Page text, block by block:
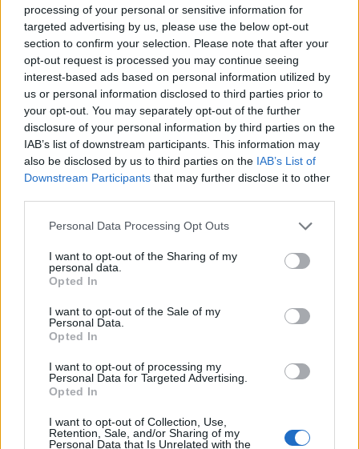
processing of your personal or sensitive information for
targeted advertising by us, please use the below opt-out
section to confirm your selection. Please note that after your
opt-out request is processed you may continue seeing
interest-based ads based on personal information utilized by
us or personal information disclosed to third parties prior to
your opt-out. You may separately opt-out of the further
disclosure of your personal information by third parties on the
IAB’s list of downstream participants. This information may
also be disclosed by us to third parties on the IAB’s List of
Downstream Participants that may further disclose it to other
Please note that this website/app uses one or more Google
not limited to your visit or usage behaviour. You may click to
grant or deny consent to Google and its third-party tags to
use your data for below specified purposes in below Google
consent section.
Personal Data Processing Opt Outs
I want to opt-out of the Sharing of my
personal data.
Opted In
I want to opt-out of the Sale of my
Personal Data.
Opted In
I want to opt-out of processing my
Personal Data for Targeted Advertising.
Opted In
I want to opt-out of Collection, Use,
Retention, Sale, and/or Sharing of my
Personal Data that Is Unrelated with the
Három meghatározó épületét is fejlesztette
Salgótarján
Helyi hírek
Vasárnap Nógrádot is eléri a legmagasabb
figyelmeztetés